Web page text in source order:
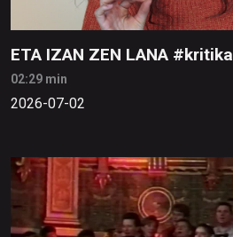
ETA IZAN ZEN LANA #kritika
02:29 min
2026-07-02